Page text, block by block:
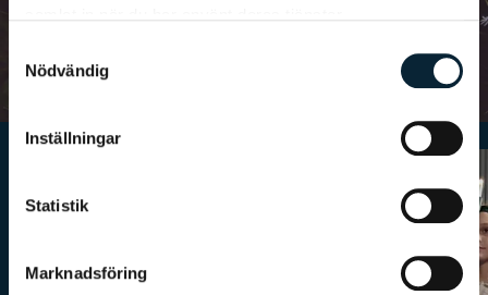
Nödvändig
Inställningar
Statistik
Marknadsföring